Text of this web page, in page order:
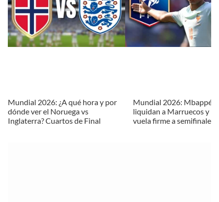
Mundial 2026: ¿A qué hora y por
dónde ver el Noruega vs
Inglaterra? Cuartos de Final
Mundial 2026: Mbappé y
liquidan a Marruecos y
vuela firme a semifinales